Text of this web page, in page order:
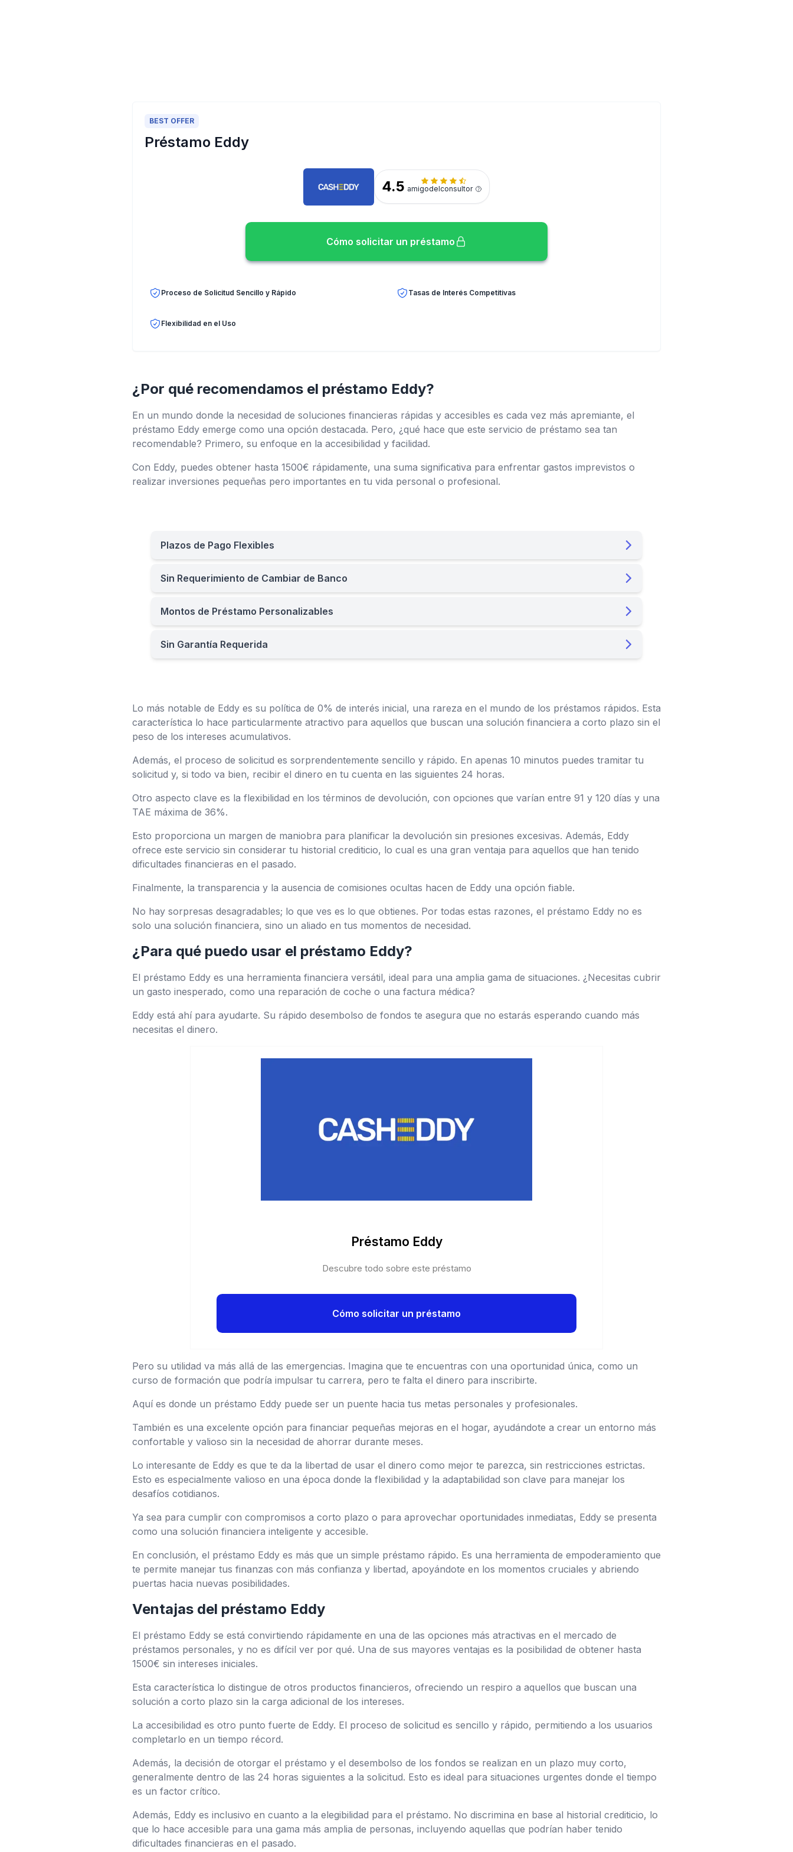
BEST OFFER
Préstamo Eddy
4.5 amigodelconsultor
Cómo solicitar un préstamo
Proceso de Solicitud Sencillo y Rápido Tasas de Interés Competitivas
Flexibilidad en el Uso
¿Por qué recomendamos el préstamo Eddy?
En un mundo donde la necesidad de soluciones financieras rápidas y accesibles es cada vez más apremiante, el
préstamo Eddy emerge como una opción destacada. Pero, ¿qué hace que este servicio de préstamo sea tan
recomendable? Primero, su enfoque en la accesibilidad y facilidad.
Con Eddy, puedes obtener hasta 1500€ rápidamente, una suma significativa para enfrentar gastos imprevistos o
realizar inversiones pequeñas pero importantes en tu vida personal o profesional.
Plazos de Pago Flexibles
Sin Requerimiento de Cambiar de Banco
Montos de Préstamo Personalizables
Sin Garantía Requerida
Lo más notable de Eddy es su política de 0% de interés inicial, una rareza en el mundo de los préstamos rápidos. Esta
característica lo hace particularmente atractivo para aquellos que buscan una solución financiera a corto plazo sin el
peso de los intereses acumulativos.
Además, el proceso de solicitud es sorprendentemente sencillo y rápido. En apenas 10 minutos puedes tramitar tu
solicitud y, si todo va bien, recibir el dinero en tu cuenta en las siguientes 24 horas.
Otro aspecto clave es la flexibilidad en los términos de devolución, con opciones que varían entre 91 y 120 días y una
TAE máxima de 36%.
Esto proporciona un margen de maniobra para planificar la devolución sin presiones excesivas. Además, Eddy
ofrece este servicio sin considerar tu historial crediticio, lo cual es una gran ventaja para aquellos que han tenido
dificultades financieras en el pasado.
Finalmente, la transparencia y la ausencia de comisiones ocultas hacen de Eddy una opción fiable.
No hay sorpresas desagradables; lo que ves es lo que obtienes. Por todas estas razones, el préstamo Eddy no es
solo una solución financiera, sino un aliado en tus momentos de necesidad.
¿Para qué puedo usar el préstamo Eddy?
El préstamo Eddy es una herramienta financiera versátil, ideal para una amplia gama de situaciones. ¿Necesitas cubrir
un gasto inesperado, como una reparación de coche o una factura médica?
Eddy está ahí para ayudarte. Su rápido desembolso de fondos te asegura que no estarás esperando cuando más
necesitas el dinero.
Préstamo Eddy
Descubre todo sobre este préstamo
Cómo solicitar un préstamo
Pero su utilidad va más allá de las emergencias. Imagina que te encuentras con una oportunidad única, como un
curso de formación que podría impulsar tu carrera, pero te falta el dinero para inscribirte.
Aquí es donde un préstamo Eddy puede ser un puente hacia tus metas personales y profesionales.
También es una excelente opción para financiar pequeñas mejoras en el hogar, ayudándote a crear un entorno más
confortable y valioso sin la necesidad de ahorrar durante meses.
Lo interesante de Eddy es que te da la libertad de usar el dinero como mejor te parezca, sin restricciones estrictas.
Esto es especialmente valioso en una época donde la flexibilidad y la adaptabilidad son clave para manejar los
desafíos cotidianos.
Ya sea para cumplir con compromisos a corto plazo o para aprovechar oportunidades inmediatas, Eddy se presenta
como una solución financiera inteligente y accesible.
En conclusión, el préstamo Eddy es más que un simple préstamo rápido. Es una herramienta de empoderamiento que
te permite manejar tus finanzas con más confianza y libertad, apoyándote en los momentos cruciales y abriendo
puertas hacia nuevas posibilidades.
Ventajas del préstamo Eddy
El préstamo Eddy se está convirtiendo rápidamente en una de las opciones más atractivas en el mercado de
préstamos personales, y no es difícil ver por qué. Una de sus mayores ventajas es la posibilidad de obtener hasta
1500€ sin intereses iniciales.
Esta característica lo distingue de otros productos financieros, ofreciendo un respiro a aquellos que buscan una
solución a corto plazo sin la carga adicional de los intereses.
La accesibilidad es otro punto fuerte de Eddy. El proceso de solicitud es sencillo y rápido, permitiendo a los usuarios
completarlo en un tiempo récord.
Además, la decisión de otorgar el préstamo y el desembolso de los fondos se realizan en un plazo muy corto,
generalmente dentro de las 24 horas siguientes a la solicitud. Esto es ideal para situaciones urgentes donde el tiempo
es un factor crítico.
Además, Eddy es inclusivo en cuanto a la elegibilidad para el préstamo. No discrimina en base al historial crediticio, lo
que lo hace accesible para una gama más amplia de personas, incluyendo aquellas que podrían haber tenido
dificultades financieras en el pasado.